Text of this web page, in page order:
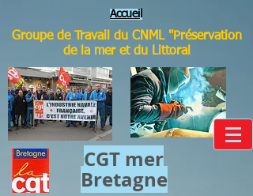
Accuei
Groupe de Travail du CNML "Préservation
de la mer et du Littoral
CGT mer​
Bretagne